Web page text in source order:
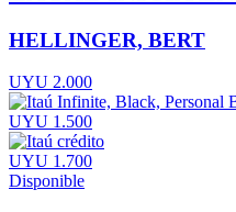
HELLINGER, BERT
UYU 2.000
UYU 1.500
UYU 1.700
Disponible